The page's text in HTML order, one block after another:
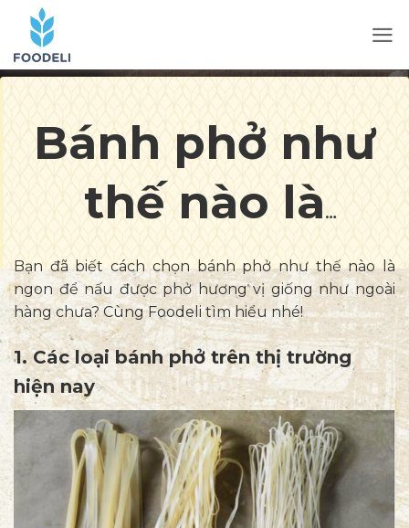
Bánh phở như
thế nào là
ngon? Cách
chọn bánh phở
nấu phở ngon
như ngoài
hàng
Bạn đã biết cách chọn bánh phở như thế nào là
ngon để nấu được phở hương vị giống như ngoài
hàng chưa? Cùng Foodeli tìm hiểu nhé!
1. Các loại bánh phở trên thị trường
hiện nay